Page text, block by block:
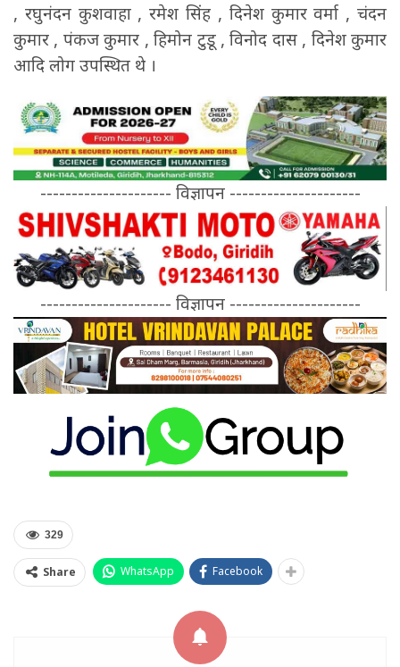
, रघुनंदन कुशवाहा , रमेश सिंह , दिनेश कुमार वर्मा , चंदन
कुमार , पंकज कुमार , हिमोन टुडू , विनोद दास , दिनेश कुमार
आदि लोग उपस्थित थे ।
--------------------- विज्ञापन ---------------------
--------------------- विज्ञापन ---------------------
329
Share WhatsApp Facebook